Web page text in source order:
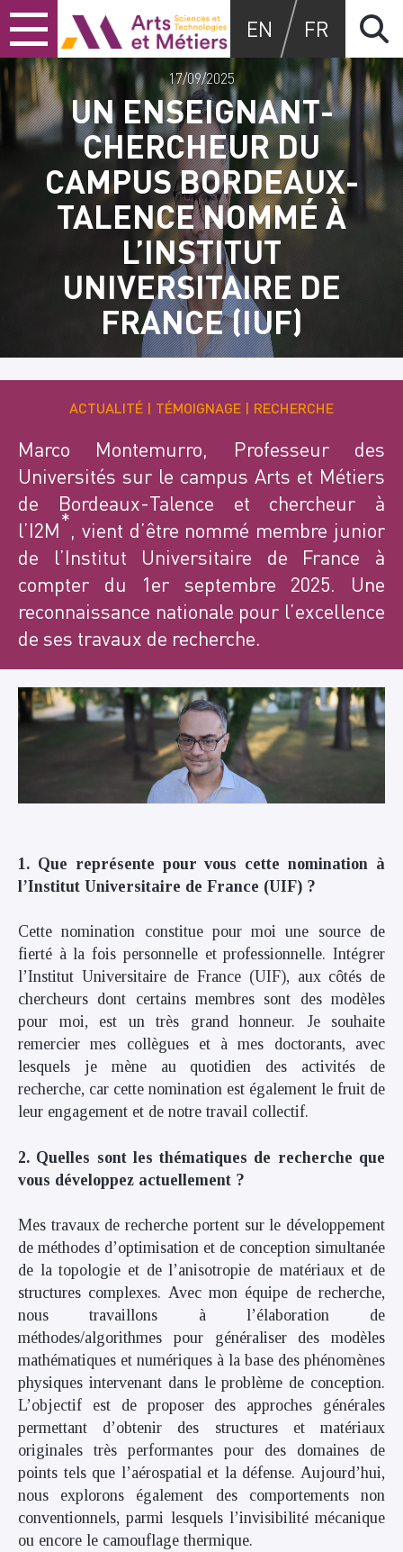
Skip
to
content
Skip
to
main
menu
Skip
to
search
Arts et métiers
EN FR
UN ENSEIGNANT-
CHERCHEUR DU
CAMPUS BORDEAUX-
TALENCE NOMMÉ À
L’INSTITUT
UNIVERSITAIRE DE
FRANCE (IUF)
17/09/2025
ACTUALITÉ TÉMOIGNAGE RECHERCHE
Marco Montemurro, Professeur des
Universités sur le campus Arts et Métiers
de Bordeaux-Talence et chercheur à
l’I2M*, vient d’être nommé membre junior
de l’Institut Universitaire de France à
compter du 1er septembre 2025. Une
reconnaissance nationale pour l’excellence
de ses travaux de recherche.
1. Que représente pour vous cette nomination à
l’Institut Universitaire de France (UIF) ?
Cette nomination constitue pour moi une source de
fierté à la fois personnelle et professionnelle. Intégrer
l’Institut Universitaire de France (UIF), aux côtés de
chercheurs dont certains membres sont des modèles
pour moi, est un très grand honneur. Je souhaite
remercier mes collègues et à mes doctorants, avec
lesquels je mène au quotidien des activités de
recherche, car cette nomination est également le fruit de
leur engagement et de notre travail collectif.
2. Quelles sont les thématiques de recherche que
vous développez actuellement ?
Mes travaux de recherche portent sur le développement
de méthodes d’optimisation et de conception simultanée
de la topologie et de l’anisotropie de matériaux et de
structures complexes. Avec mon équipe de recherche,
nous travaillons à l’élaboration de
méthodes/algorithmes pour généraliser des modèles
mathématiques et numériques à la base des phénomènes
physiques intervenant dans le problème de conception.
L’objectif est de proposer des approches générales
permettant d’obtenir des structures et matériaux
originales très performantes pour des domaines de
points tels que l’aérospatial et la défense. Aujourd’hui,
nous explorons également des comportements non
conventionnels, parmi lesquels l’invisibilité mécanique
ou encore le camouflage thermique.